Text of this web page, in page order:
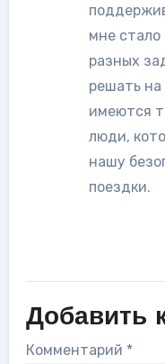
мне стало
разных
решать на
имеются
люди,
нашу
поездки.
Добавить
Комментарий *